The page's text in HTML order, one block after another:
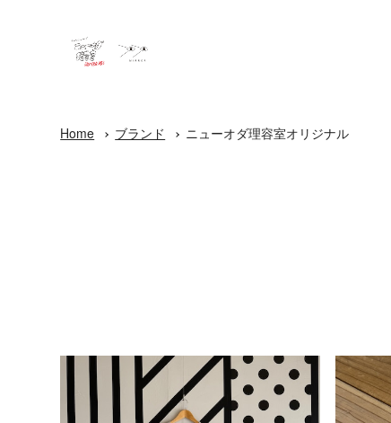
Home ブランド ニューオダ理容室オリジナル